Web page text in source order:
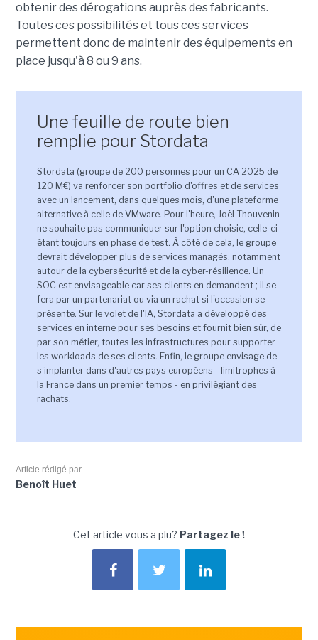
obtenir des dérogations auprès des fabricants.
Toutes ces possibilités et tous ces services
permettent donc de maintenir des équipements en
place jusqu'à 8 ou 9 ans.
Une feuille de route bien
remplie pour Stordata
Stordata (groupe de 200 personnes pour un CA 2025 de
120 M€) va renforcer son portfolio d'offres et de services
avec un lancement, dans quelques mois, d'une plateforme
alternative à celle de VMware. Pour l'heure, Joël Thouvenin
ne souhaite pas communiquer sur l'option choisie, celle-ci
étant toujours en phase de test. À côté de cela, le groupe
devrait développer plus de services managés, notamment
autour de la cybersécurité et de la cyber-résilience. Un
SOC est envisageable car ses clients en demandent ; il se
fera par un partenariat ou via un rachat si l'occasion se
présente. Sur le volet de l'IA, Stordata a développé des
services en interne pour ses besoins et fournit bien sûr, de
par son métier, toutes les infrastructures pour supporter
les workloads de ses clients. Enfin, le groupe envisage de
s'implanter dans d'autres pays européens - limitrophes à
la France dans un premier temps - en privilégiant des
rachats.
Article rédigé par
Benoît Huet
Cet article vous a plu? Partagez le !